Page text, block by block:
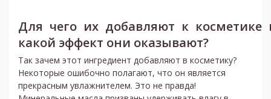
Для чего их добавляют к косметике
какой эффект они оказывают?
Так зачем этот ингредиент добавляют в косметику?
Некоторые ошибочно полагают, что он является
прекрасным увлажнителем. Это не правда!